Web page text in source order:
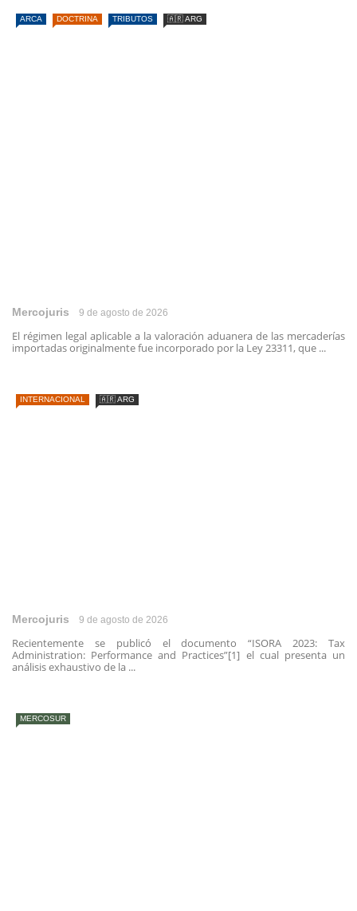
ARCA DOCTRINA TRIBUTOS 🇦🇷 ARG
Mercojuris 9 de agosto de 2026
El régimen legal aplicable a la valoración aduanera de las mercaderías
importadas originalmente fue incorporado por la Ley 23311, que ...
INTERNACIONAL 🇦🇷 ARG
Mercojuris 9 de agosto de 2026
Recientemente se publicó el documento “ISORA 2023: Tax
Administration: Performance and Practices”[1] el cual presenta un
análisis exhaustivo de la ...
MERCOSUR